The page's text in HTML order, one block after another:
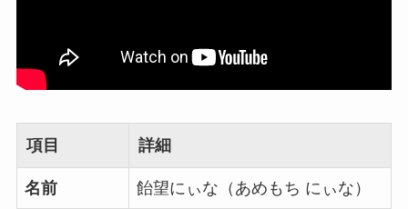
項目 詳細
名前 飴望にぃな（あめもち にぃな）